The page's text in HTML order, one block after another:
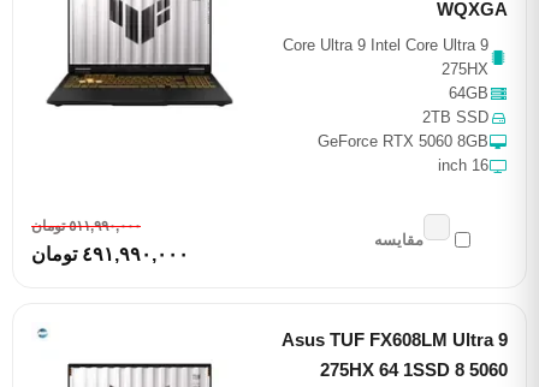
WQXGA
Core Ultra 9 Intel Core Ultra 9
275HX
64GB
2TB SSD
GeForce RTX 5060 8GB
16 inch
٥١١,٩٩٠,٠٠٠ تومان
٤٩١,٩٩٠,٠٠٠ تومان
مقایسه
Asus TUF FX608LM Ultra 9
275HX 64 1SSD 8 5060